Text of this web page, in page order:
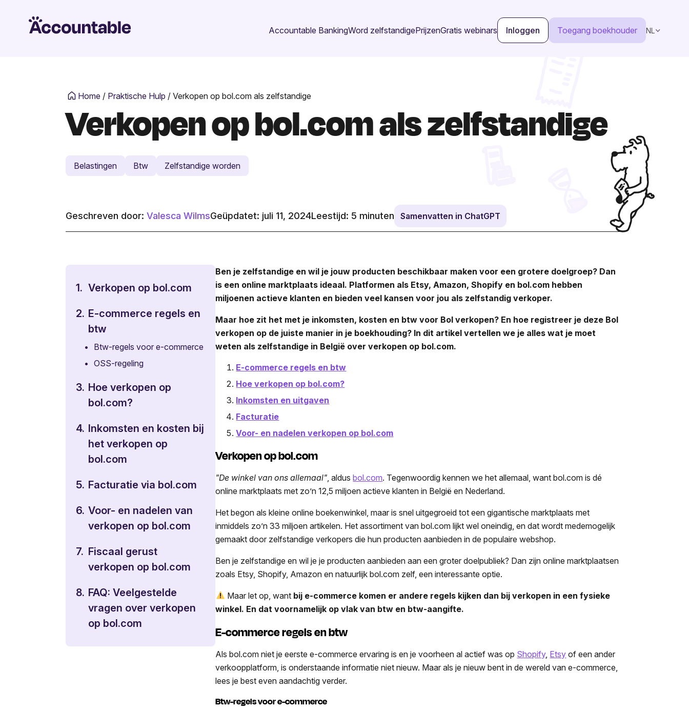
Accountable BankingWord zelfstandigePrijzenGratis webinars Inloggen Toegang boekhouder NL
Home / Praktische Hulp / Verkopen op bol.com als zelfstandige
Verkopen op bol.com als zelfstandige
Belastingen Btw Zelfstandige worden
Geschreven door: Valesca WilmsGeüpdatet: juli 11, 2024Leestijd: 5 minuten Samenvatten in ChatGPT
1. Verkopen op bol.com
2. E-commerce regels en
btw
•
Btw-regels voor e-commerce
•
OSS-regeling
3. Hoe verkopen op
bol.com?
4. Inkomsten en kosten bij
het verkopen op
bol.com
5. Facturatie via bol.com
6. Voor- en nadelen van
verkopen op bol.com
7. Fiscaal gerust
verkopen op bol.com
8. FAQ: Veelgestelde
vragen over verkopen
op bol.com
Ben je zelfstandige en wil je jouw producten beschikbaar maken voor een grotere doelgroep? Dan
is een online marktplaats ideaal. Platformen als Etsy, Amazon, Shopify en bol.com hebben
miljoenen actieve klanten en bieden veel kansen voor jou als zelfstandig verkoper.
Maar hoe zit het met je inkomsten, kosten en btw voor Bol verkopen? En hoe registreer je deze Bol
verkopen op de juiste manier in je boekhouding? In dit artikel vertellen we je alles wat je moet
weten als zelfstandige in België over verkopen op bol.com.
E-commerce regels en btw
Hoe verkopen op bol.com?
Inkomsten en uitgaven
Facturatie
Voor- en nadelen verkopen op bol.com
Verkopen op bol.com
"De winkel van ons allemaal" , aldusbol.com. Tegenwoordig kennen we het allemaal, want bol.com is dé
online marktplaats met zo’n 12,5 miljoen actieve klanten in België en Nederland.
Het begon als kleine online boekenwinkel, maar is snel uitgegroeid tot een gigantische marktplaats met
inmiddels zo’n 33 miljoen artikelen. Het assortiment van bol.com lijkt wel oneindig, en dat wordt medemogelijk
gemaakt door zelfstandige verkopers die hun producten aanbieden in de populaire webshop.
Ben je zelfstandige en wil je je producten aanbieden aan een groter doelpubliek? Dan zijn online marktplaatsen
zoals Etsy, Shopify, Amazon en natuurlijk bol.com zelf, een interessante optie.
Maar let op, want bij e-commerce komen er andere regels kijken dan bij verkopen in een fysieke
winkel. En dat voornamelijk op vlak van btw en btw-aangifte.
E-commerce regels en btw
Als bol.com niet je eerste e-commerce ervaring is en je voorheen al actief was op Shopify, Etsy of een ander
verkoopplatform, is onderstaande informatie niet nieuw. Maar als je nieuw bent in de wereld van e-commerce,
lees je best even aandachtig verder.
Btw-regels voor e-commerce